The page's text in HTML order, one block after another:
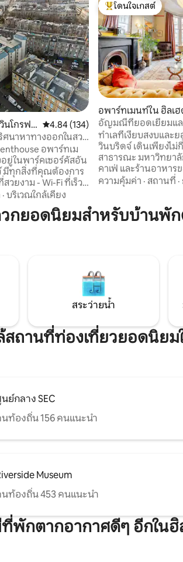
นโกรฟพ คะแนนเฉลี่ย 4.84 จาก 5, 134 รีวิว
4.84 (134)
ศนาหาทางออกในสวน
ษณ์อพาร์ทเม
ยู่ในพาร์คเซอร์คัสอัน
มีทุกสิ่งที่คุณต้องการ
Wi-Fi ที่เร็ว
- สมาร์ททีวี
อบอุ่น - กาแฟ
ใช้ในห้องน้ำสุดหรู -
ด้วยต้นไม้ และคาเฟ่
ตว์เลี้ยง – ยินดีต้อนรับ
· บริเวณใกล้เคียง
โดนใจเกสต์ที่สุด
โดนใจเกสต์
อพาร์ทเมนท์ใน ฮิลเฮ
อัญมณีที่ยอดเยี่ยมและ
เอนด์
ทำเลที่เงียบสงบและย
วินบริดจ์ เดินเพียงไม่
สาธารณะ มหาวิทยา
คาเฟ่ และร้านอาหารของ
ของทาวน์เฮาส์ในกลา
ห้องนั่งเล่นขนาดใหญ่
ครบครัน - ตู้เย็น กล่อ
นอนขนาดใหญ่ สว่าง
ทีวีขนาด 50” ดนตรีจา
ความร้อน
ความคุ้มค่า · สถานที่ ·
กยอดนิยมสำหรับบ้านพัก
สระว่ายน้ำ
ถานที่ท่องเที่ยวยอดนิยม
ย์กลาง SEC
ท้องถิ่น 156 คนแนะนำ
Museum
ท้องถิ่น 453 คนแนะนำ
พักตากอากาศดีๆ อีกในฮิ